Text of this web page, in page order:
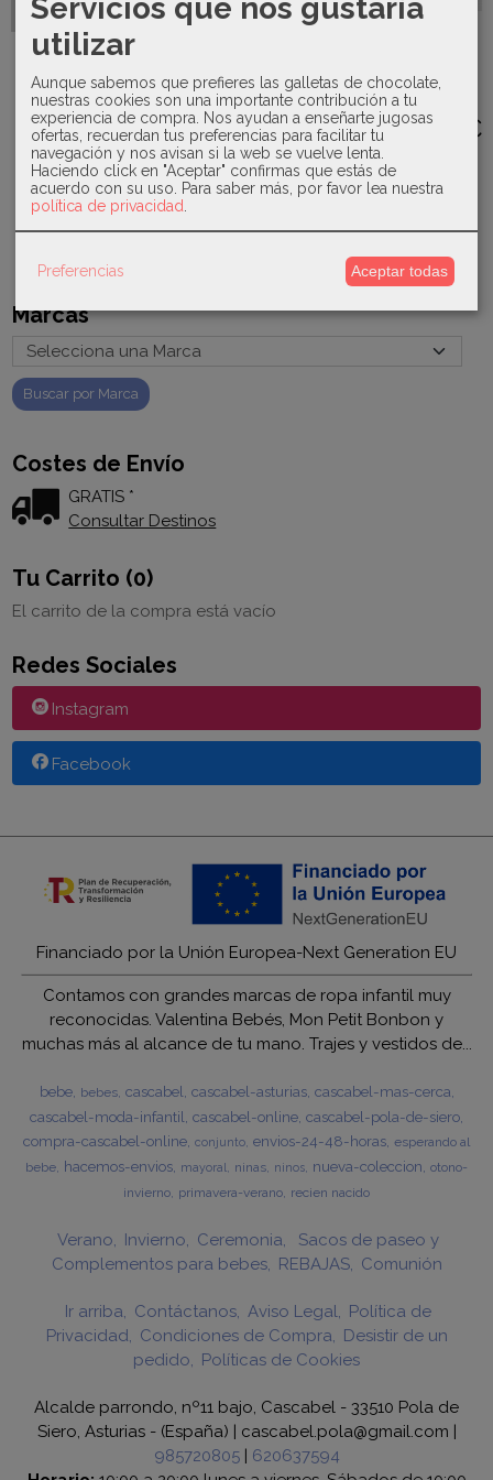
Marcas
Costes de Envío
GRATIS *
Consultar Destinos
Tu Carrito (0)
El carrito de la compra está vacío
Redes Sociales
Instagram
Facebook
Paz
Colchoneta
silla...
49,95 €
silicona Le
Petit...
sonajero...
botones
3931
19,80 €
Financiado por la Unión Europea-Next Generation EU
Contamos con grandes marcas de ropa infantil muy
reconocidas. Valentina Bebés, Mon Petit Bonbon y
muchas más al alcance de tu mano. Trajes y vestidos de...
bebe bebes cascabel cascabel-asturias cascabel-mas-cerca
cascabel-moda-infantil cascabel-online cascabel-pola-de-siero
compra-cascabel-online conjunto envios-24-48-horas esperando al
bebe hacemos-envios mayoral ninas ninos nueva-coleccion otono-
invierno primavera-verano recien nacido
Verano Invierno Ceremonia
Sacos de paseo y
Complementos para bebes
REBAJAS Comunión
Ir arriba Contáctanos Aviso Legal
Política de
Privacidad
Condiciones de Compra
Desistir de un
pedido
Políticas de Cookies
Alcalde parrondo, nº11 bajo, Cascabel - 33510 Pola de
Siero, Asturias - (España) | cascabel.pola@gmail.com |
985720805| 620637594
Servicios que nos gustaría
utilizar
Aunque sabemos que prefieres las galletas de chocolate,
nuestras cookies son una importante contribución a tu
experiencia de compra. Nos ayudan a enseñarte jugosas
ofertas, recuerdan tus preferencias para facilitar tu
navegación y nos avisan si la web se vuelve lenta.
Haciendo click en "Aceptar" confirmas que estás de
acuerdo con su uso. Para saber más, por favor lea nuestra
política de privacidad
Preferencias Aceptar todas